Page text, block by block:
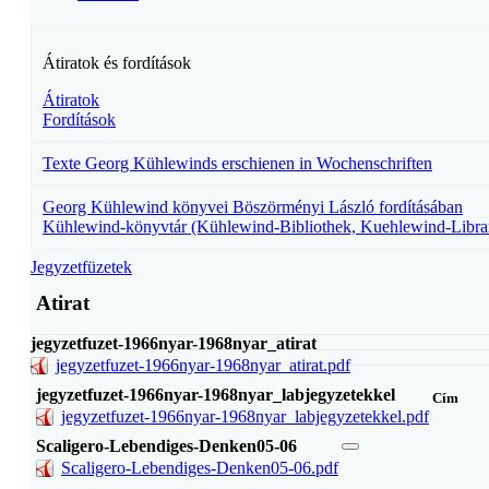
Átiratok és fordítások
Átiratok
Fordítások
Texte Georg Kühlewinds erschienen in Wochenschriften
Georg Kühlewind könyvei Böszörményi László fordításában
Kühlewind-könyvtár (Kühlewind-Bibliothek, Kuehlewind-
Jegyzetfüzetek
Atirat
jegyzetfuzet-1966nyar-1968nyar_atirat
jegyzetfuzet-1966nyar-1968nyar_atirat.pdf
jegyzetfuzet-1966nyar-1968nyar_labjegyzetekkel
jegyzetfuzet-1966nyar-1968nyar_labjegyzetekkel.pdf
Scaligero-Lebendiges-Denken05-06
Scaligero-Lebendiges-Denken05-06.pdf
Cím